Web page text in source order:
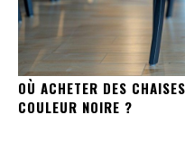
OÙ ACHETER DES
COULEUR NOIRE ?